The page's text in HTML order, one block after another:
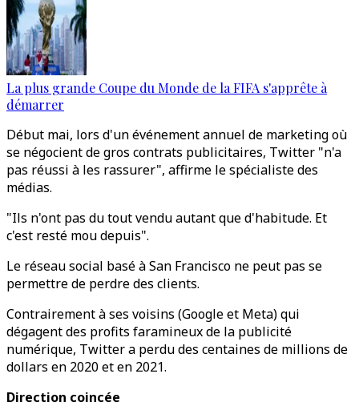
La plus grande Coupe du Monde de la FIFA s'apprête à
démarrer
Début mai, lors d'un événement annuel de marketing où
se négocient de gros contrats publicitaires, Twitter "n'a
pas réussi à les rassurer", affirme le spécialiste des
médias.
"Ils n'ont pas du tout vendu autant que d'habitude. Et
c'est resté mou depuis".
Le réseau social basé à San Francisco ne peut pas se
permettre de perdre des clients.
Contrairement à ses voisins (Google et Meta) qui
dégagent des profits faramineux de la publicité
numérique, Twitter a perdu des centaines de millions de
dollars en 2020 et en 2021.
Direction coincée